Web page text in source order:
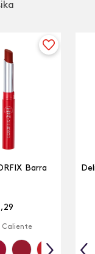
Barra
, 29
Caliente